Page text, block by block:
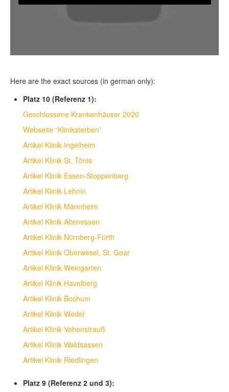
Here are the exact sources (in german only):
Platz 10 (Referenz 1):
Geschlossene Krankenhäuser 2020
Webseite “Kliniksterben”
Artikel Klinik Ingelheim
Artikel Klinik St. Tönis
Artikel Klinik Essen-Stoppenberg
Artikel Klinik Lehnin
Artikel Klinik Mannheim
Artikel Klinik Altenessen
Artikel Klinik Nürnberg-Fürth
Artikel Klinik Oberwesel, St. Goar
Artikel Klinik Weingarten
Artikel Klinik Havelberg
Artikel Klinik Bochum
Artikel Klinik Wedel
Artikel Klinik Vohenstrauß
Artikel Klinik Waldsassen
Artikel Klinik Riedlingen
Platz 9 (Referenz 2 und 3):